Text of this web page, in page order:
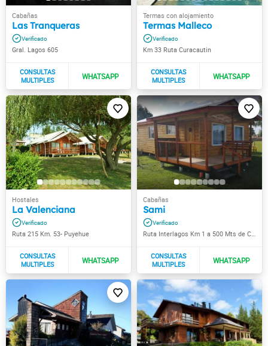
Las Tranqueras
Gral. Lagos 605
Termas Malleco
Km 33 Ruta Curacautin
La Valenciana
Ruta 215 Km. 53- Puyehue
Sami
Ruta Interlagos Km 1 a 500 Mts de Cruce Ruta 215